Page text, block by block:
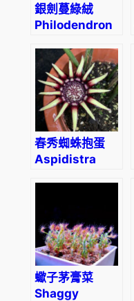
銀劍蔓綠絨
Philodendron
春秀蜘蛛抱蛋
Aspidistra
蠍子茅膏菜
Shaggy